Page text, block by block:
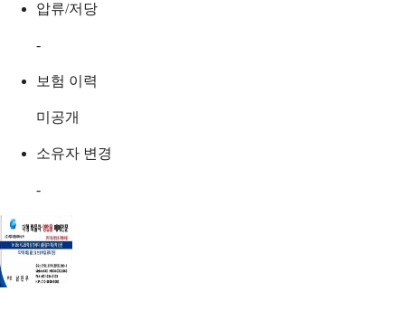
압류/저당
-
보험 이력
미공개
소유자 변경
-